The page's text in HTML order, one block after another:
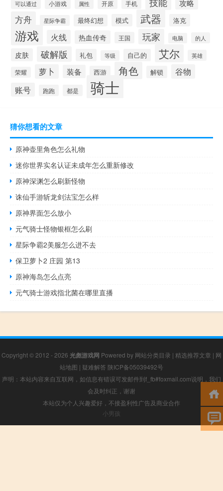
可以通过 小游戏 属性 开原 手机 攻略
方舟 星际争霸 最终幻想 模式 武器 洛克
游戏 火线 热血传奇 王国 玩家 电脑 的人
皮肤 破解版 礼包 等级 自己的 艾尔 英雄
荣耀 萝卜 装备 西游 角色 解锁 谷物
账号 跑跑 都是 骑士
猜你想看的文章
原神壶里角色怎么礼物
迷你世界实名认证未成年怎么重新修改
原神深渊怎么刷新怪物
诛仙手游斩龙剑法宝怎么样
原神界面怎么放小
元气骑士怪物银框怎么刷
星际争霸2美服怎么进不去
保卫萝卜2 庄园 第13
原神海岛怎么点亮
元气骑士游戏指北菌在哪里直播
Copyright © 2012 - 2026 光彪游戏网 Powered by 网站分类目录 | 精选推荐文章 | 网
站地图 | 疑难解答 陕ICP备05039492号
声明：本站内容来自互联网，如信息有错误可发邮件到f_fb#foxmail.com说明，我们
会及时纠正，谢谢
本站仅为个人兴趣爱好，不接盈利性广告及商业合作
小男孩